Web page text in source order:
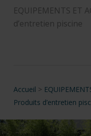
EQUIPEMENTS ET
d’entretien piscine
Accueil >
Produits d’entretien